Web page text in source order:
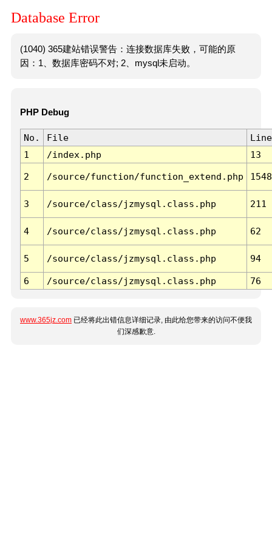
Database Error
(1040) 365建站错误警告：连接数据库失败，可能的原
因：1、数据库密码不对; 2、mysql未启动。
PHP Debug
No. File
Line
1
/index.php 13
2 /source/function/function_extend.php 1548
3 /source/class/jzmysql.class.php 211
4 /source/class/jzmysql.class.php 62
5 /source/class/jzmysql.class.php 94
6 /source/class/jzmysql.class.php 76
www.365jz.com 已经将此出错信息详细记录, 由此给您带来的访问不便我
们深感歉意.